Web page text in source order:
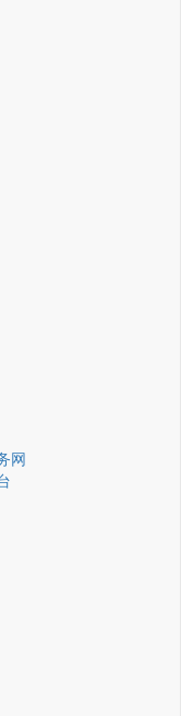
网